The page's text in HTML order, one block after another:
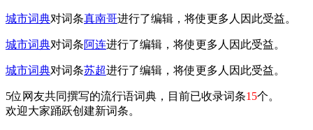
城市词典对词条真南哥进行了编辑，将使更多人因此受益。
城市词典对词条阿连进行了编辑，将使更多人因此受益。
城市词典对词条苏超进行了编辑，将使更多人因此受益。
5位网友共同撰写的流行语词典，目前已收录词条15个。
欢迎大家踊跃创建新词条。